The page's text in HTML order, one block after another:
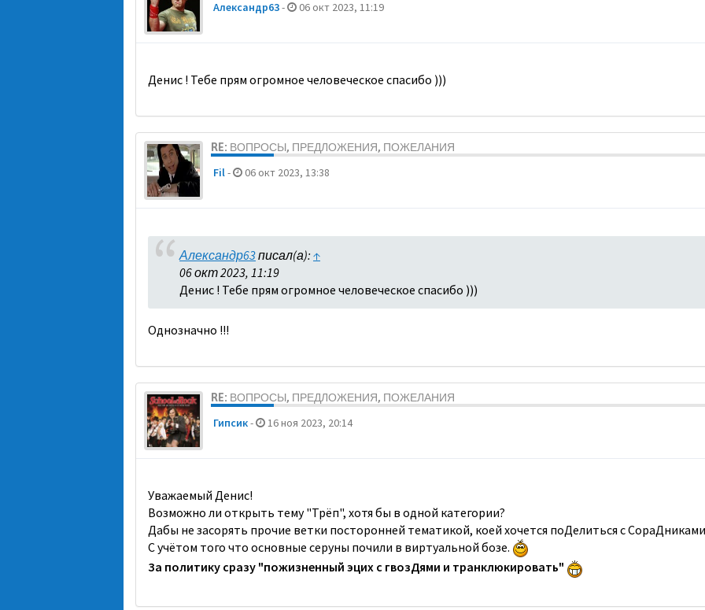
Александр63- 06 окт 2023, 11:19
Денис ! Тебе прям огромное человеческое спасибо )))
RE: ВОПРОСЫ, ПРЕДЛОЖЕНИЯ, ПОЖЕЛАНИЯ
Fil- 06 окт 2023, 13:38
Александр63писал(а): ↑
06 окт 2023, 11:19
Денис ! Тебе прям огромное человеческое спасибо )))
Однозначно !!!
RE: ВОПРОСЫ, ПРЕДЛОЖЕНИЯ, ПОЖЕЛАНИЯ
Гипсик- 16 ноя 2023, 20:14
Уважаемый Денис!
Возможно ли открыть тему "Трёп", хотя бы в одной категории?
Дабы не засорять прочие ветки посторонней тематикой, коей хочется поДелиться с
С учётом того что основные серуны почили в виртуальной бозе.
За политику сразу "пожизненный эцих с гвозДями и транклюкировать"